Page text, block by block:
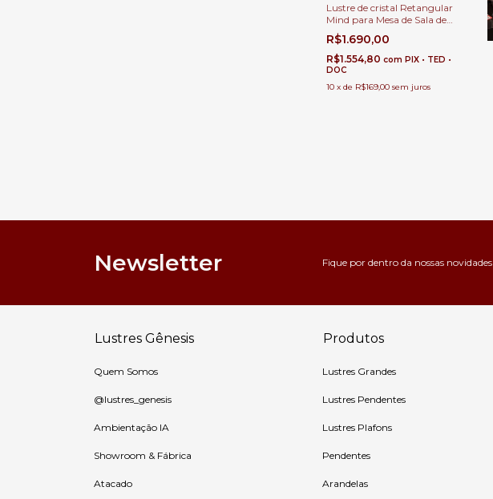
Lustre de cristal Retangular
Mind para Mesa de Sala de
Jantar e Estar.
R$1.690,00
R$1.554,80 com PIX • TED •
DOC
10 x de R$169,00 sem juros
Newsletter Fique por dentro da nossas novidades
Lustres Gênesis
Quem Somos
@lustres_genesis
Ambientação IA
Showroom & Fábrica
Atacado
Produtos
Lustres Grandes
Lustres Pendentes
Lustres Plafons
Pendentes
Arandelas